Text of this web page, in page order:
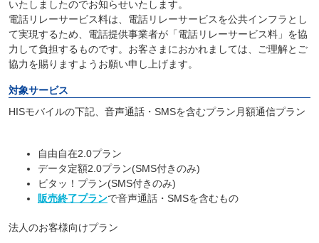
いたしましたのでお知らせいたします。
電話リレーサービス料は、電話リレーサービスを公共インフラとし
て実現するため、電話提供事業者が「電話リレーサービス料」を協
力して負担するものです。お客さまにおかれましては、ご理解とご
協力を賜りますようお願い申し上げます。
対象サービス
HISモバイルの下記、音声通話・SMSを含むプラン月額通信プラン
自由自在2.0プラン
データ定額2.0プラン(SMS付きのみ)
ビタッ！プラン(SMS付きのみ)
販売終了プランで音声通話・SMSを含むもの
法人のお客様向けプラン